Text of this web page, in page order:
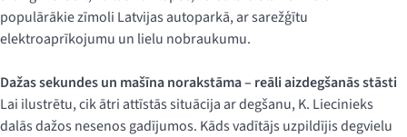
populārākie zīmoli Latvijas autoparkā, ar sarežģītu
elektroaprīkojumu un lielu nobraukumu.
Dažas sekundes un mašīna norakstāma – reāli aizdegšanās stāsti
Lai ilustrētu, cik ātri attīstās situācija ar degšanu, K. Liecinieks
dalās dažos nesenos gadījumos. Kāds vadītājs uzpildījis degvielu